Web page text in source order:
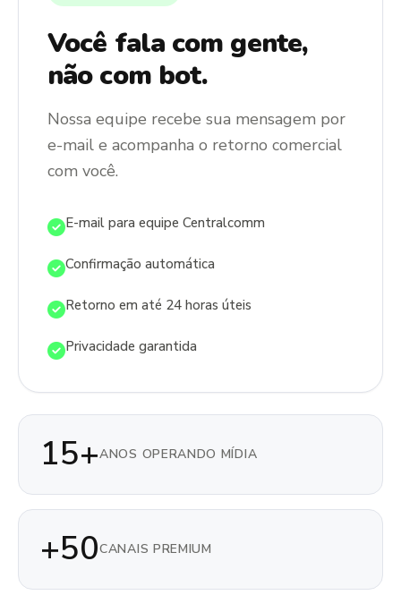
Você fala com gente,
não com bot.
Nossa equipe recebe sua mensagem por
e-mail e acompanha o retorno comercial
com você.
E-mail para equipe Centralcomm
Confirmação automática
Retorno em até 24 horas úteis
Privacidade garantida
15+ANOS OPERANDO MÍDIA
+50CANAIS PREMIUM